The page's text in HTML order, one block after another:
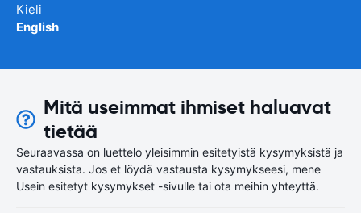
Kieli
English
Mitä useimmat ihmiset haluavat
tietää
Seuraavassa on luettelo yleisimmin esitetyistä kysymyksistä ja
vastauksista. Jos et löydä vastausta kysymykseesi, mene
Usein esitetyt kysymykset -sivulle tai ota meihin yhteyttä.